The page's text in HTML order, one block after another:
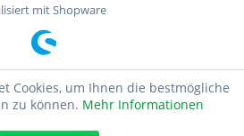
mit Shopware
Cookies, um Ihnen die bestmögliche
zu können. Mehr Informationen